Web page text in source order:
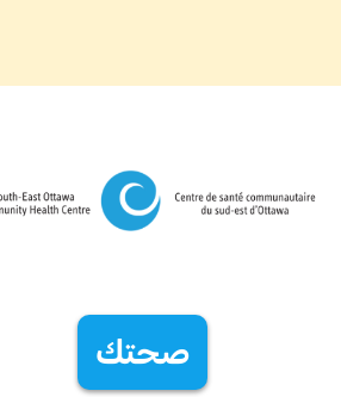
صحتك